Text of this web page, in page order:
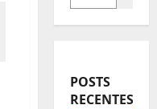
POSTS
RECENTES